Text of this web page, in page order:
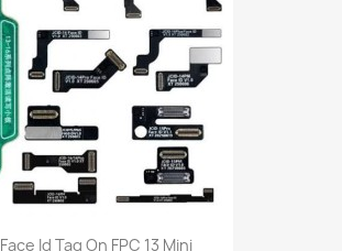
Face Id Tag On FPC 13 Mini